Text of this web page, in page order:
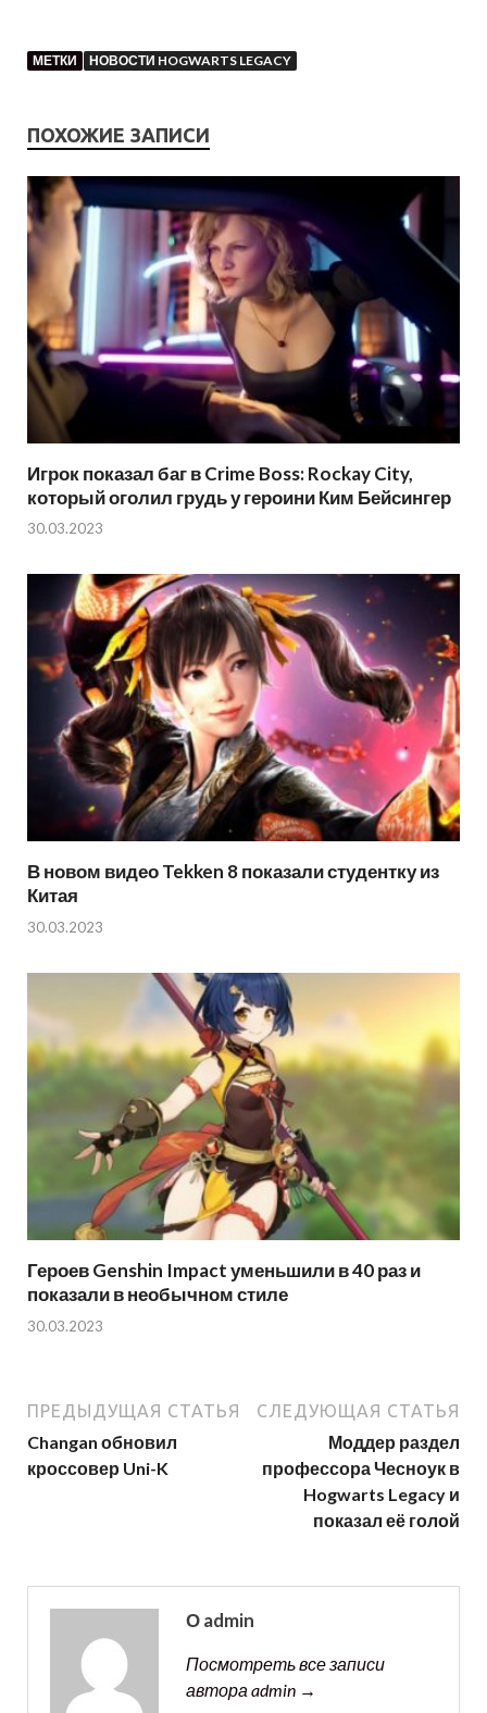
МЕТКИ НОВОСТИ HOGWARTS LEGACY
ПОХОЖИЕ ЗАПИСИ
Игрок показал баг в Crime Boss: Rockay City,
который оголил грудь у героини Ким Бейсингер
30.03.2023
В новом видео Tekken 8 показали студентку из
Китая
30.03.2023
Героев Genshin Impact уменьшили в 40 раз и
показали в необычном стиле
30.03.2023
ПРЕДЫДУЩАЯ СТАТЬЯ
Changan обновил
кроссовер Uni-K
СЛЕДУЮЩАЯ СТАТЬЯ
Моддер раздел
профессора Чесноук в
Hogwarts Legacy и
показал её голой
О admin
Посмотреть все записи
автора admin →